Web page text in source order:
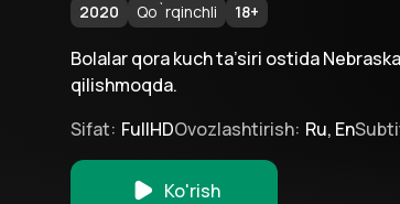
2020 Qo`rqinchli 18+
Bolalar qora kuch ta’siri ostida
qilishmoqda.
Sifat: FullHDOvozlashtirish: Ru, En
Ko'rish